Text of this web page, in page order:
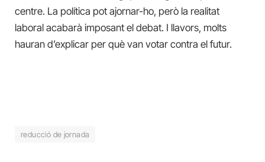
centre. La política pot ajornar-ho, però la realitat
laboral acabarà imposant el debat. I llavors, molts
hauran d’explicar per què van votar contra el futur.
reducció de jornada